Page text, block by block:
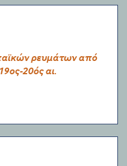
ρευμάτων από
20ός αι.